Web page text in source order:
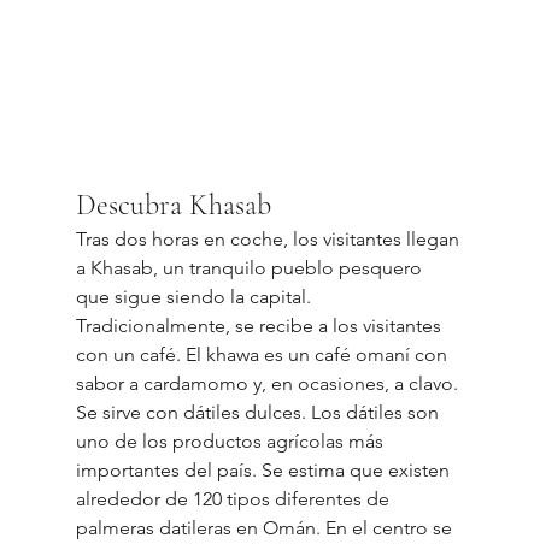
Descubra Khasab
Tras dos horas en coche, los visitantes llegan
a Khasab, un tranquilo pueblo pesquero
que sigue siendo la capital.
Tradicionalmente, se recibe a los visitantes
con un café. El khawa es un café omaní con
sabor a cardamomo y, en ocasiones, a clavo.
Se sirve con dátiles dulces. Los dátiles son
uno de los productos agrícolas más
importantes del país. Se estima que existen
alrededor de 120 tipos diferentes de
palmeras datileras en Omán. En el centro se